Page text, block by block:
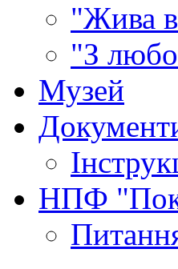
"Жива
"З
Музей
НПФ